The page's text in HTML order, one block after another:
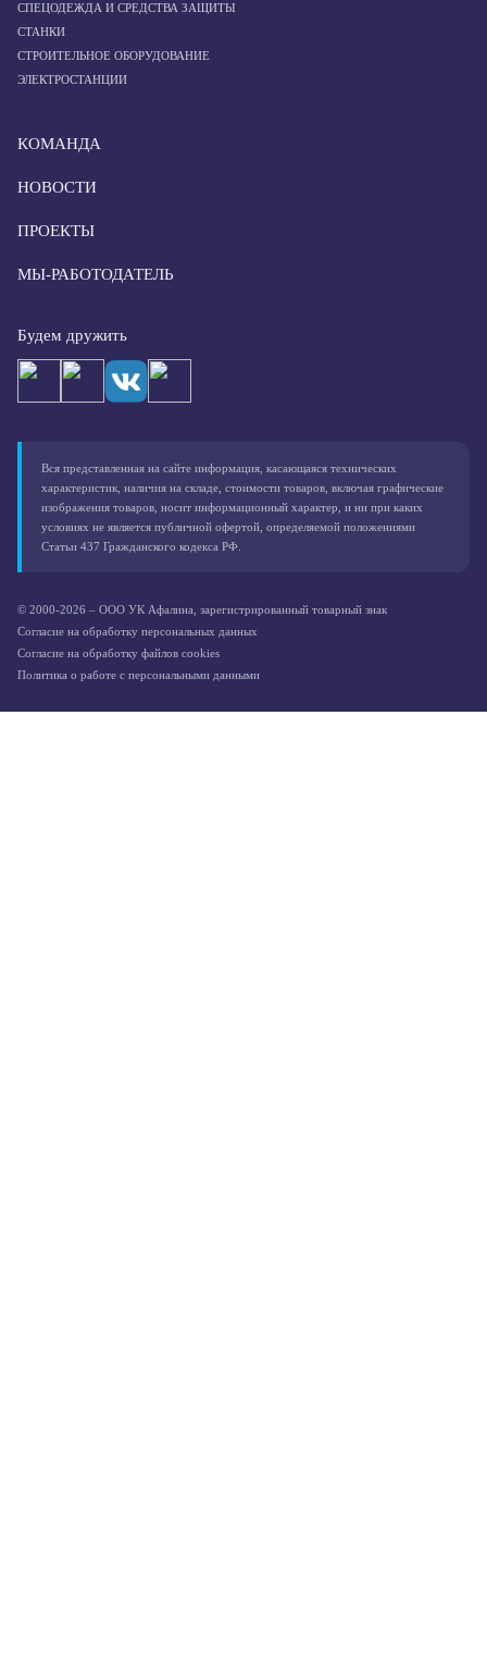
СПЕЦОДЕЖДА И СРЕДСТВА ЗАЩИТЫ
СТАНКИ
СТРОИТЕЛЬНОЕ ОБОРУДОВАНИЕ
ЭЛЕКТРОСТАНЦИИ
КОМАНДА
НОВОСТИ
ПРОЕКТЫ
МЫ-РАБОТОДАТЕЛЬ
Будем дружить
Вся представленная на сайте информация, касающаяся технических
характеристик, наличия на складе, стоимости товаров, включая графические
изображения товаров, носит информационный характер, и ни при каких
условиях не является публичной офертой, определяемой положениями
Статьи 437 Гражданского кодекса РФ.
© 2000-2026 – ООО УК Афалина, зарегистрированный товарный знак
Согласие на обработку персональных данных
Согласие на обработку файлов cookies
Политика о работе с персональными данными